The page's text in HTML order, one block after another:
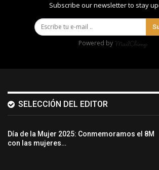
Subscribe our newsletter to stay
Powered by
SELECCIÓN DEL EDITOR
Día de la Mujer 2025: Conmemoramos el 8M
con las mujeres…